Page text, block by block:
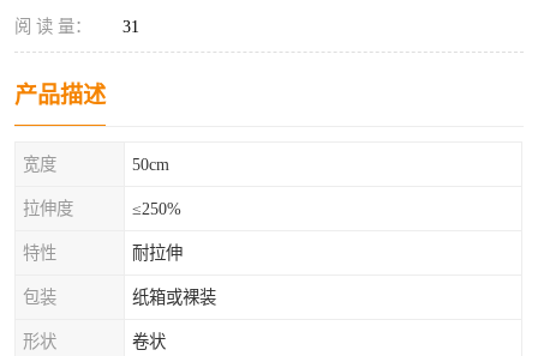
阅 读 量： 31
产品描述
宽度 50cm
拉伸度 ≤250%
特性 耐拉伸
包装 纸箱或裸装
形状 卷状